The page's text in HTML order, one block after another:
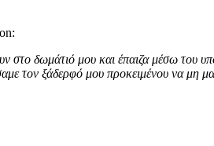
δωμάτιό μου και έπαιζα μέσω του
τον ξάδερφό μου προκειμένου να μη